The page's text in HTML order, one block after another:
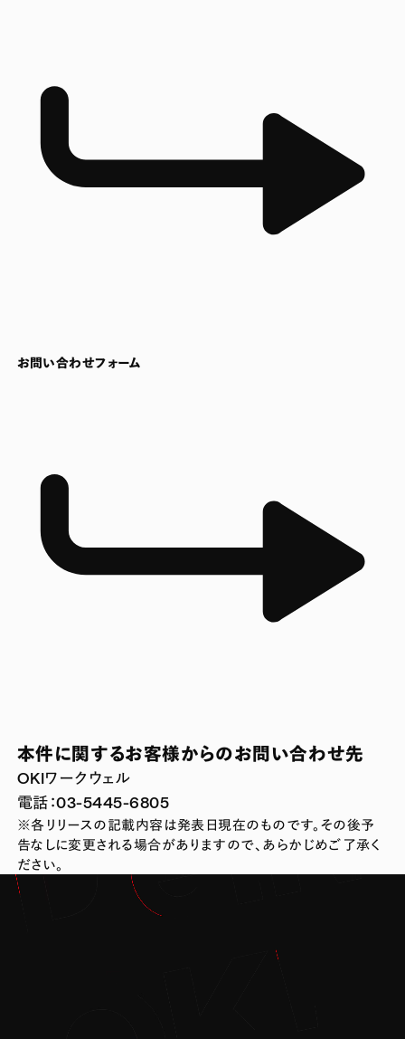
お問い合わせフォーム
本件に関するお客様からのお問い合わせ先
OKIワークウェル
電話：03-5445-6805
※各リリースの記載内容は発表日現在のものです。その後予
告なしに変更される場合がありますので、あらかじめご了承く
ださい。